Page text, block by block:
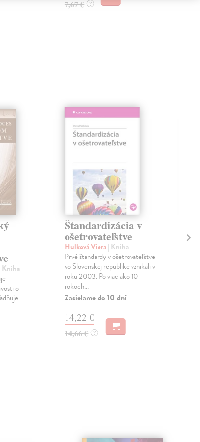
7,67 € ?
| Kniha
o
Štandardizácia v
ošetrovateľstve
Hulková Viera| Kniha
Prvé štandardy v ošetrovateľstve
vo Slovenskej republike vznikali v
roku 2003. Po viac ako 10
rokoch...
Zasielame do 10 dní
14,22 €
14,66 € ?